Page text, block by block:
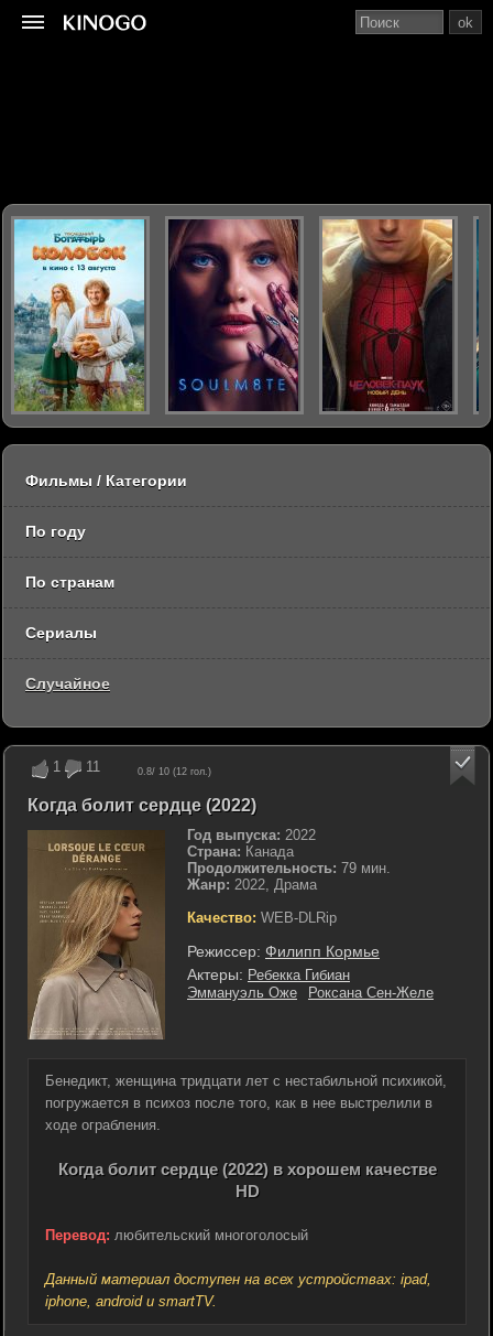
1 11 0.8/ 10 (12 гол.)
Когда болит сердце (2022)
Год выпуска: 2022
Страна: Канада
Продолжительность: 79 мин.
Жанр: 2022, Драма
Качество: WEB-DLRip
Режиссер: Филипп Кормье
Актеры: Ребекка Гибиан
Эммануэль Оже
Роксана Сен-Желе
Бенедикт, женщина тридцати лет с нестабильной психикой,
погружается в психоз после того, как в нее выстрелили в
ходе ограбления.
Когда болит сердце (2022) в хорошем качестве
HD
Перевод: любительский многоголосый
Данный материал доступен на всех устройствах: ipad,
iphone, android и smartTV.
ok
Фильмы / Категории
По году
По странам
Сериалы
Случайное